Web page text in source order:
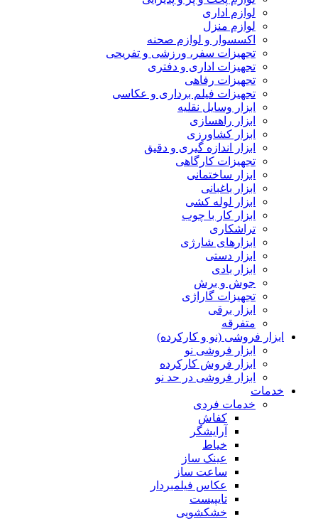
لوازم اداری
لوازم منزل
اکسسوار و لوازم صحنه
تجهیزات سفر، ورزشی و تفریحی
تجهیزات اداری و دفتری
تجهیزات رفاهی
تجهیزات فیلم برداری و عکاسی
ابزار وسایل نقلیه
ابزار راهسازی
ابزار کشاورزی
ابزار اندازه گیری و دقیق
تجهیزات کارگاهی
ابزار ساختمانی
ابزار باغبانی
ابزار لوله کشی
ابزار کار با چوب
تراشکاری
ابزارهای شارژی
ابزار دستی
ابزار بادی
جوش و برش
تجهیزات گاراژی
ابزار برقی
متفرقه
ابزار فروشی (نو و کارکرده)
ابزار فروشی نو
ابزار فروش کارکرده
ابزار فروشی در حد نو
خدمات
خدمات فردی
کفاش
آرایشگر
خیاط
عینک ساز
ساعت ساز
عکاس فیلمبردار
تایپیست
خشکشویی